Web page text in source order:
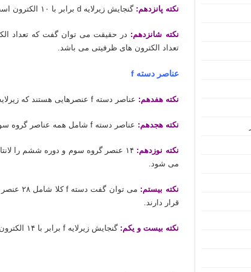
نکته پانزدهم: گنجایش زیرلایه d برابر با ۱۰ الکترون است؛ از این رو عناصر این دسته، بین ۳ تا ۱۲ الکترون ظرفیتی دارند.
نکته شانزدهم:
تعداد الکترون های ظرفیتی می باشد.
عناصر دسته f
نکته هفدهم: عناصر دسته f عنصرهایی هستند که زیرلایه f آن ها در حال پر شدن است.
نکته هجدهم: عناصر دسته f شامل همه عناصر گروه سوم از دوره های ششم و هفتم (۲۸ عنصر) می شود.
نکته نوزدهم:
می شود.
نکته بیستم:
قرار دارند.
نکته بیست و یکم: گنجایش زیرلایه f برابر با ۱۴ الکترون است.